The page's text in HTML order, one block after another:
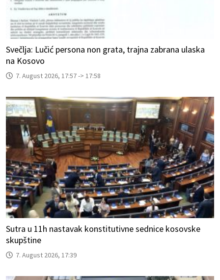
Svečlja: Lučić persona non grata, trajna zabrana ulaska
na Kosovo
7. August 2026, 17:57 -> 17:58
Sutra u 11h nastavak konstitutivne sednice kosovske
skupštine
7. August 2026, 17:39